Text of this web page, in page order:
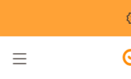
Basculer la navigation